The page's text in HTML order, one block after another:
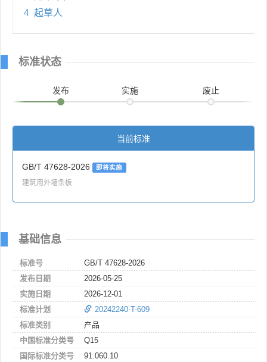
4 起草人
标准状态
发布 实施 废止
当前标准
GB/T 47628-2026 即将实施
建筑用外墙条板
基础信息
标准号
GB/T 47628-2026
发布日期
2026-05-25
实施日期
2026-12-01
标准计划
20242240-T-609
标准类别
产品
中国标准分类号
Q15
国际标准分类号
91.060.10